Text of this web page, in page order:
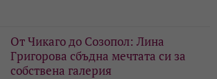
От Чикаго до Созопол: Лина
Григорова сбъдна мечтата си за
собствена галерия